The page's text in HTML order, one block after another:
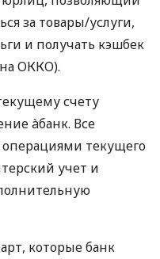
за товары/услуги,
и получать кэшбек
ОККО).
счету
àбанк. Все
операциями текущего
учет и
которые банк